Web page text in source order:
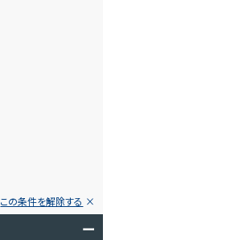
この条件を解除する
ー